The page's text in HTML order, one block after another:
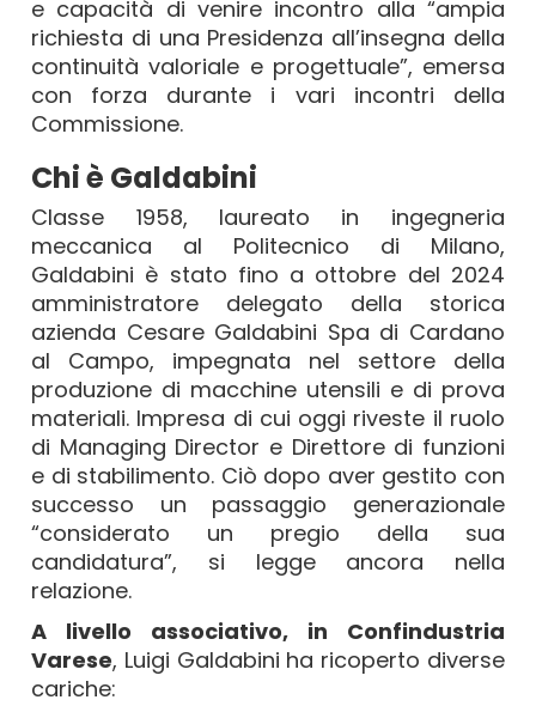
e capacità di venire incontro alla “ampia
richiesta di una Presidenza all’insegna della
continuità valoriale e progettuale”, emersa
con forza durante i vari incontri della
Commissione.
Chi è Galdabini
Classe 1958, laureato in ingegneria
meccanica al Politecnico di Milano,
Galdabini è stato fino a ottobre del 2024
amministratore delegato della storica
azienda Cesare Galdabini Spa di Cardano
al Campo, impegnata nel settore della
produzione di macchine utensili e di prova
materiali. Impresa di cui oggi riveste il ruolo
di Managing Director e Direttore di funzioni
e di stabilimento. Ciò dopo aver gestito con
successo un passaggio generazionale
“considerato un pregio della sua
candidatura”, si legge ancora nella
relazione.
A livello associativo, in Confindustria
Varese, Luigi Galdabini ha ricoperto diverse
cariche: